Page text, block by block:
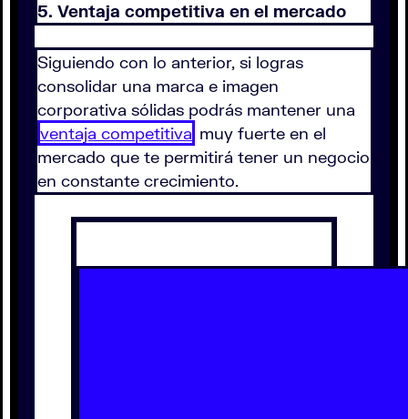
5. Ventaja competitiva en el mercado
Siguiendo con lo anterior, si logras
consolidar una marca e imagen
corporativa sólidas podrás mantener una
ventaja competitiva muy fuerte en el
mercado que te permitirá tener un negocio
en constante crecimiento.